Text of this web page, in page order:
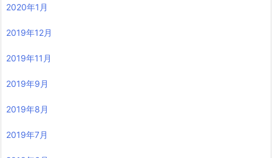
2020年1月
2019年12月
2019年11月
2019年9月
2019年8月
2019年7月